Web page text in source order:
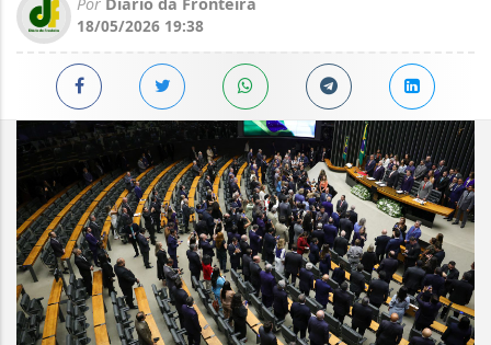
18/05/2026 19:38